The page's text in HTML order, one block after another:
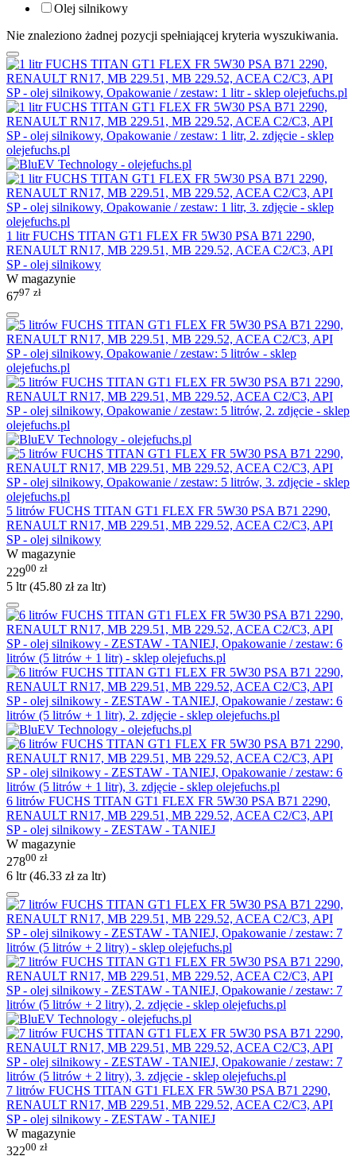
Olej silnikowy
Nie znaleziono żadnej pozycji spełniającej kryteria wyszukiwania.
1 litr FUCHS TITAN GT1 FLEX FR 5W30 PSA B71 2290,
RENAULT RN17, MB 229.51, MB 229.52, ACEA C2/C3, API
SP - olej silnikowy
W magazynie
6797 zł
5 litrów FUCHS TITAN GT1 FLEX FR 5W30 PSA B71 2290,
RENAULT RN17, MB 229.51, MB 229.52, ACEA C2/C3, API
SP - olej silnikowy
W magazynie
22900 zł
5 ltr (45.80 złza ltr)
6 litrów FUCHS TITAN GT1 FLEX FR 5W30 PSA B71 2290,
RENAULT RN17, MB 229.51, MB 229.52, ACEA C2/C3, API
SP - olej silnikowy - ZESTAW - TANIEJ
W magazynie
27800 zł
6 ltr (46.33 złza ltr)
7 litrów FUCHS TITAN GT1 FLEX FR 5W30 PSA B71 2290,
RENAULT RN17, MB 229.51, MB 229.52, ACEA C2/C3, API
SP - olej silnikowy - ZESTAW - TANIEJ
W magazynie
32200 zł